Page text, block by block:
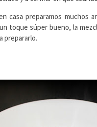
casa preparamos
toque súper bueno, la
prepararlo.